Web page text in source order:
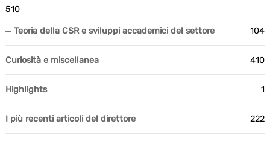
510
Teoria della CSR e sviluppi accademici del settore 104
Curiosità e miscellanea 410
Highlights 1
I più recenti articoli del direttore 222